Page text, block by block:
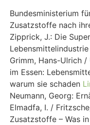
Bundesministerium
Zusatzstoffe nach
Zipprick, J.: Die
Grimm, Hans-Ulrich
im Essen:
warum sie schaden
Neumann, Georg:
Elmadfa, I. /
Zusatzstoffe – Was